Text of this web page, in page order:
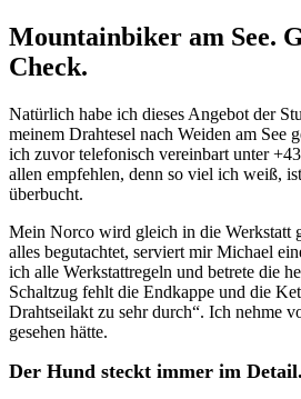
Mountainbiker am See.
Check.
Natürlich habe ich dieses Angebot der
meinem Drahtesel nach Weiden am See
ich zuvor telefonisch vereinbart unter
allen empfehlen, denn so viel ich weiß,
überbucht.
Mein Norco wird gleich in die Werkstatt
alles begutachtet, serviert mir Michael
ich alle Werkstattregeln und betrete die
Schaltzug fehlt die Endkappe und die
Drahtseilakt zu sehr durch“. Ich nehme
gesehen hätte.
Der Hund steckt immer im Detail.